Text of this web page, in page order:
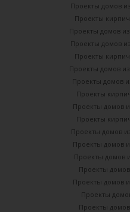
Проекты домов
Проекты
Проекты домов
Проекты домов
Проекты
Проекты домов
Проекты домов
Проекты
Проекты домов
Проекты
Проекты домов
Проекты домов
Проекты домов
Проекты
Проекты домов
Проекты
Проекты